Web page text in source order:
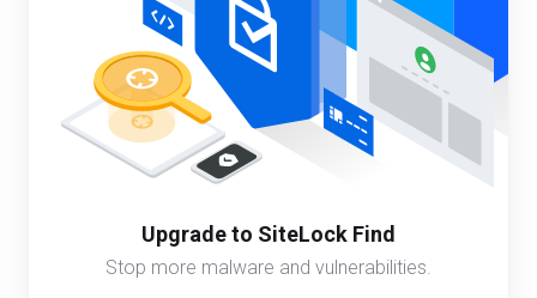
Upgrade to SiteLock Find
Stop more malware and vulnerabilities.